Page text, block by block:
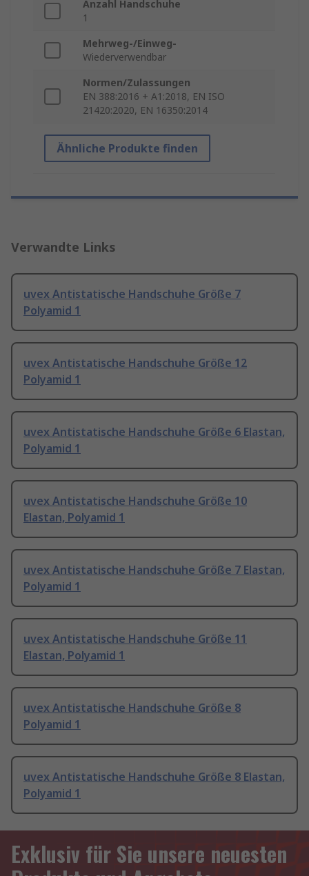
Anzahl Handschuhe
1
Mehrweg-/Einweg-
Wiederverwendbar
Normen/Zulassungen
EN 388:2016 + A1:2018, EN ISO
21420:2020, EN 16350:2014
Ähnliche Produkte finden
Verwandte Links
uvex Antistatische Handschuhe Größe 7
Polyamid 1
uvex Antistatische Handschuhe Größe 12
Polyamid 1
uvex Antistatische Handschuhe Größe 6 Elastan,
Polyamid 1
uvex Antistatische Handschuhe Größe 10
Elastan, Polyamid 1
uvex Antistatische Handschuhe Größe 7 Elastan,
Polyamid 1
uvex Antistatische Handschuhe Größe 11
Elastan, Polyamid 1
uvex Antistatische Handschuhe Größe 8
Polyamid 1
uvex Antistatische Handschuhe Größe 8 Elastan,
Polyamid 1
Exklusiv für Sie unsere neuesten